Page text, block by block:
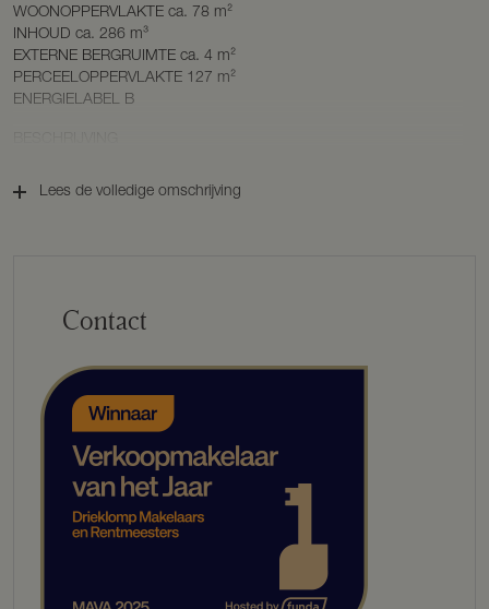
WOONOPPERVLAKTE ca. 78 m²
INHOUD ca. 286 m³
EXTERNE BERGRUIMTE ca. 4 m²
PERCEELOPPERVLAKTE 127 m²
ENERGIELABEL B
De begane grond bestaat uit een entree, die toegang geeft tot een
de badkamer bevindt zicht een berging.
De eerste verdieping is bereikbaar middels een vaste trap en bestaat
uit een grote overloop met een cv-ketel uit 2024 en een aansluiting
voor uw wasmachine en droger. De zolder kan gebruikt worden als
tweede slaapkamer of een kantoor/werkruimte.
TUIN EN BIJGEBOUWEN
een veranda met verlichting en een aangebouwde houten berging
Lees de volledige omschrijving
Contact